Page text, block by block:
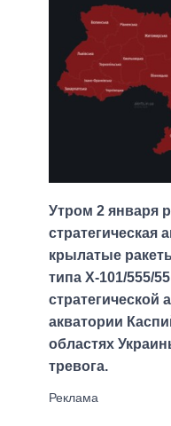
Утром 2 января
стратегическая
крылатые
типа Х-101/555/
стратегической
акватории
областях
тревога.